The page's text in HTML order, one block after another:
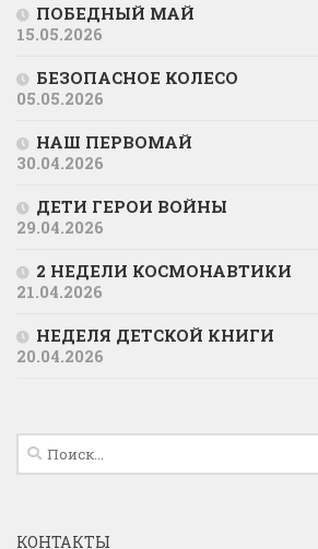
ПОБЕДНЫЙ МАЙ
15.05.2026
БЕЗОПАСНОЕ КОЛЕСО
05.05.2026
НАШ ПЕРВОМАЙ
30.04.2026
ДЕТИ ГЕРОИ ВОЙНЫ
29.04.2026
2 НЕДЕЛИ КОСМОНАВТИКИ
21.04.2026
НЕДЕЛЯ ДЕТСКОЙ КНИГИ
20.04.2026
Найти:
КОНТАКТЫ